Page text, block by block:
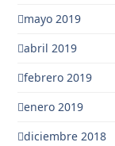
mayo 2019
abril 2019
febrero 2019
enero 2019
diciembre 2018